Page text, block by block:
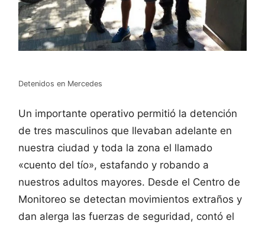
Detenidos en Mercedes
Un importante operativo permitió la detención
de tres masculinos que llevaban adelante en
nuestra ciudad y toda la zona el llamado
«cuento del tío», estafando y robando a
nuestros adultos mayores. Desde el Centro de
Monitoreo se detectan movimientos extraños y
dan alerga las fuerzas de seguridad, contó el